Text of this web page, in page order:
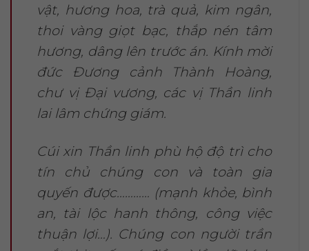
vật, hương hoa, trà quả, kim ngân,
thoi vàng giọt bạc, thắp nén tâm
hương, dâng lên trước án. Kính mời
đức Đương cảnh Thành Hoàng,
chư vị Đại vương, các vị Thần linh
lai lâm chứng giám.
Cúi xin Thần linh phù hộ độ trì cho
tín chủ chúng con và toàn gia
quyến được………… (mạnh khỏe, bình
an, tài lộc hanh thông, công việc
thuận lợi…). Chúng con người trần